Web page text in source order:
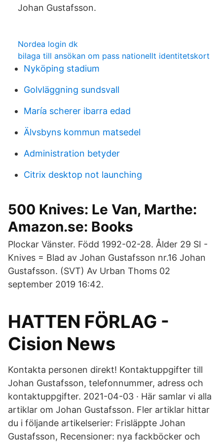
Johan Gustafsson.
Nordea login dk
bilaga till ansökan om pass nationellt identitetskort
Nyköping stadium
Golvläggning sundsvall
María scherer ibarra edad
Älvsbyns kommun matsedel
Administration betyder
Citrix desktop not launching
500 Knives: Le Van, Marthe:
Amazon.se: Books
Plockar Vänster. Född 1992-02-28. Ålder 29 SI -
Knives = Blad av Johan Gustafsson nr.16 Johan
Gustafsson. (SVT) Av Urban Thoms 02
september 2019 16:42.
HATTEN FÖRLAG -
Cision News
Kontakta personen direkt! Kontaktuppgifter till
Johan Gustafsson, telefonnummer, adress och
kontaktuppgifter. 2021-04-03 · Här samlar vi alla
artiklar om Johan Gustafsson. Fler artiklar hittar
du i följande artikelserier: Frisläppte Johan
Gustafsson, Recensioner: nya fackböcker och